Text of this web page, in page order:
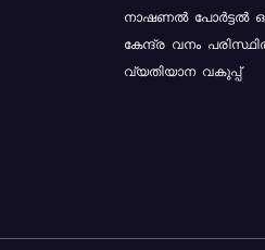
നാഷണൽ പോർട്ടൽ
കേന്ദ്ര വനം
വ്യതിയാന വകുപ്പ്